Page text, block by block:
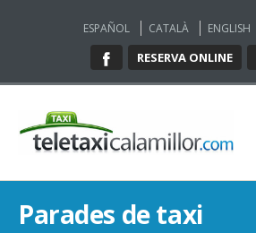
ESPAÑOL CATALÀ ENGLISH
RESERVA ONLINE
Cala
Millor
Parades de taxi